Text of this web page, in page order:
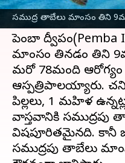
సముద్ర తాబేలు మాంసం తిని
Sea turtle meat:
సమీపంలోని జాంజిబార్
పెంబా ద్వీపం(Pemba
మాంసం తినడం తిని
మరో 78మంది ఆరోగ్యం
ఆస్పత్రిపాలయ్యారు.
పిల్లలు, 1 మహిళ
వాస్తవానికి
విషపూరితమైనది. కానీ
సముద్రపు తాబేలు